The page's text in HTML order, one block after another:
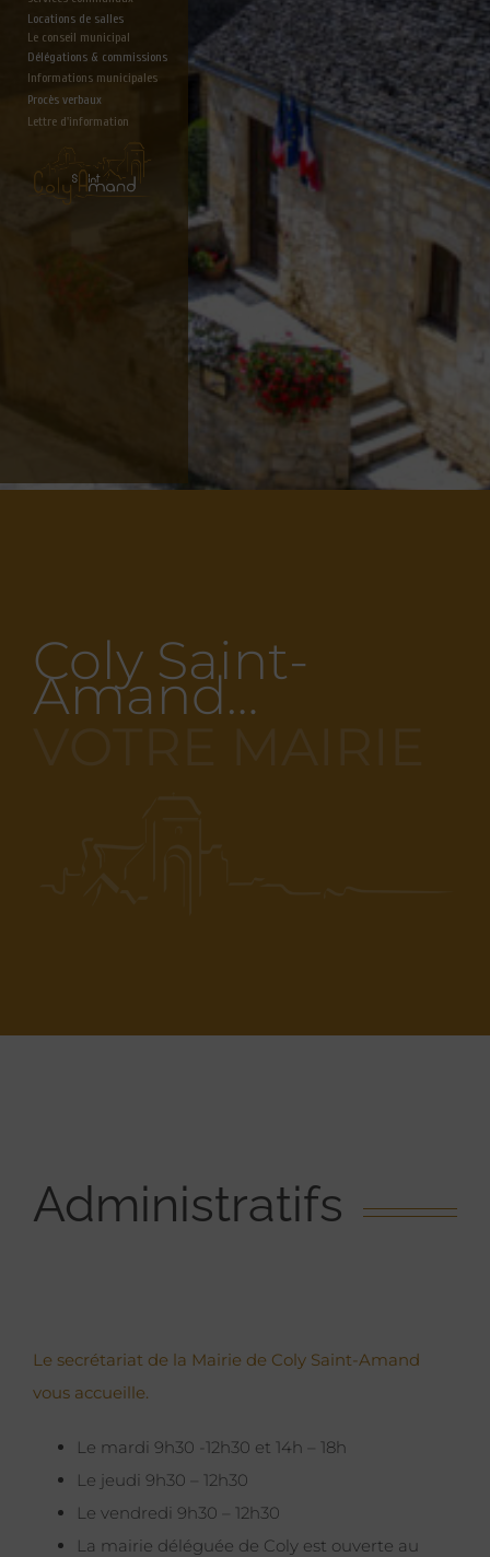
Locations de salles
Le conseil municipal
Délégations & commissions
Informations municipales
Lettre d'information
Procès verbaux
Coly Saint-
Amand…
Administratifs
Le secrétariat de la Mairie de Coly Saint-Amand
vous accueille.
Le mardi 9h30 -12h30 et 14h – 18h
Le jeudi 9h30 – 12h30
Le vendredi 9h30 – 12h30
La mairie déléguée de Coly est ouverte au